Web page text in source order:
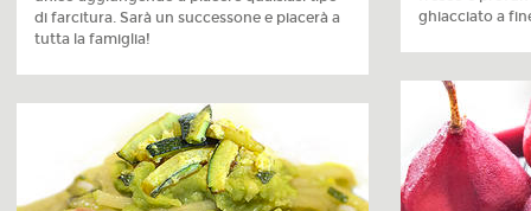
ghiacciato a
di farcitura. Sarà un successone e piacerà a
tutta la famiglia!